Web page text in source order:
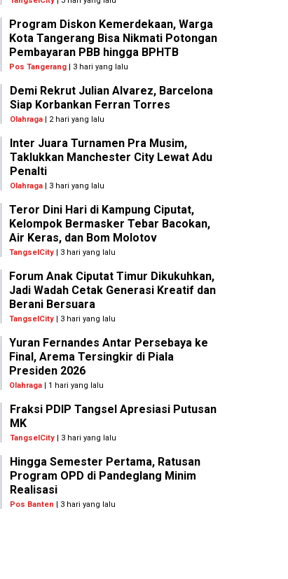
Program Diskon Kemerdekaan, Warga
Kota Tangerang Bisa Nikmati Potongan
Pembayaran PBB hingga BPHTB
Pos Tangerang | 3 hari yang lalu
Demi Rekrut Julian Alvarez, Barcelona
Siap Korbankan Ferran Torres
Olahraga| 2 hari yang lalu
Inter Juara Turnamen Pra Musim,
Taklukkan Manchester City Lewat Adu
Penalti
Olahraga| 3 hari yang lalu
Teror Dini Hari di Kampung Ciputat,
Kelompok Bermasker Tebar Bacokan,
Air Keras, dan Bom Molotov
TangselCity | 3 hari yang lalu
Forum Anak Ciputat Timur Dikukuhkan,
Jadi Wadah Cetak Generasi Kreatif dan
Berani Bersuara
TangselCity | 3 hari yang lalu
Yuran Fernandes Antar Persebaya ke
Final, Arema Tersingkir di Piala
Presiden 2026
Olahraga | 1 hari yang lalu
Fraksi PDIP Tangsel Apresiasi Putusan
MK
TangselCity| 3 hari yang lalu
Hingga Semester Pertama, Ratusan
Program OPD di Pandeglang Minim
Realisasi
Pos Banten | 3 hari yang lalu